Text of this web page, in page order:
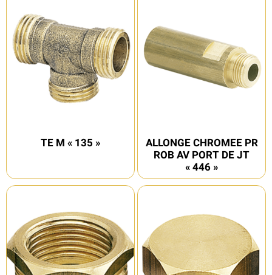
TE M « 135 »
ALLONGE CHROMEE PR
ROB AV PORT DE JT
« 446 »